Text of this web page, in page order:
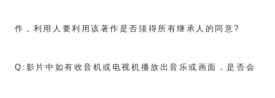
作，利用人要利用该著作是否须得所有继承人的同意?
Q: 影片中如有收音机或电视机播放出音乐或画面，是否会